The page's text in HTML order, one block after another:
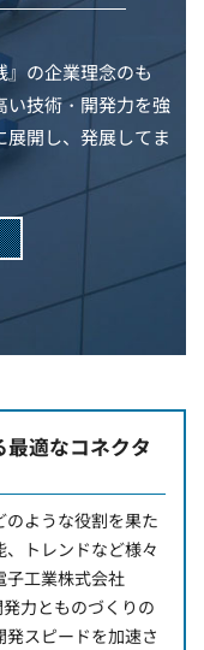
』の企業理念のも
い技術・開発力を強
開し、発展してま
最適なコネクタ
のような役割を果た
、トレンドなど様々
子工業株式会社
力とものづくりの
発スピードを加速さ